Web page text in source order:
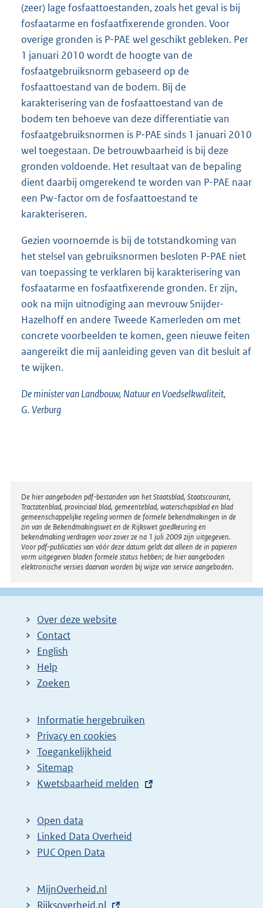
(zeer) lage fosfaattoestanden, zoals het geval is bij
fosfaatarme en fosfaatfixerende gronden. Voor
overige gronden is P-PAE wel geschikt gebleken. Per
1 januari 2010 wordt de hoogte van de
fosfaatgebruiksnorm gebaseerd op de
fosfaattoestand van de bodem. Bij de
karakterisering van de fosfaattoestand van de
bodem ten behoeve van deze differentiatie van
fosfaatgebruiksnormen is P-PAE sinds 1 januari 2010
wel toegestaan. De betrouwbaarheid is bij deze
gronden voldoende. Het resultaat van de bepaling
dient daarbij omgerekend te worden van P-PAE naar
een Pw-factor om de fosfaattoestand te
karakteriseren.
Gezien voornoemde is bij de totstandkoming van
het stelsel van gebruiksnormen besloten P-PAE niet
van toepassing te verklaren bij karakterisering van
fosfaatarme en fosfaatfixerende gronden. Er zijn,
ook na mijn uitnodiging aan mevrouw Snijder-
Hazelhoff en andere Tweede Kamerleden om met
concrete voorbeelden te komen, geen nieuwe feiten
aangereikt die mij aanleiding geven van dit besluit af
te wijken.
De minister van Landbouw, Natuur en Voedselkwaliteit,
G. Verburg
Disclaimer
De hier aangeboden pdf-bestanden van het Staatsblad, Staatscourant,
Tractatenblad, provinciaal blad, gemeenteblad, waterschapsblad en blad
gemeenschappelijke regeling vormen de formele bekendmakingen in de
zin van de Bekendmakingswet en de Rijkswet goedkeuring en
bekendmaking verdragen voor zover ze na 1 juli 2009 zijn uitgegeven.
Voor pdf-publicaties van vóór deze datum geldt dat alleen de in papieren
vorm uitgegeven bladen formele status hebben; de hier aangeboden
elektronische versies daarvan worden bij wijze van service aangeboden.
Over deze website
Contact
English
Help
Zoeken
Informatie hergebruiken
Privacy en cookies
Toegankelijkheid
Sitemap
E
t
e
r
l
Kwetsbaarheid melden
Open data
Linked Data Overheid
PUC Open Data
MijnOverheid.nl
E
Rijksoverheid.nl